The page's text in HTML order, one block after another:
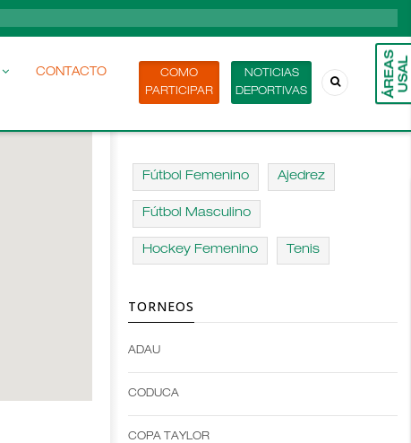
CONTACTO
NOTICIAS
DEPORTIVAS
COMO
PARTICIPAR
Fútbol Femenino Ajedrez
Fútbol Masculino
Hockey Femenino Tenis
TORNEOS
Open
Deportes
configuration
options
Open
configuration
options
ADAU
CODUCA
COPA TAYLOR